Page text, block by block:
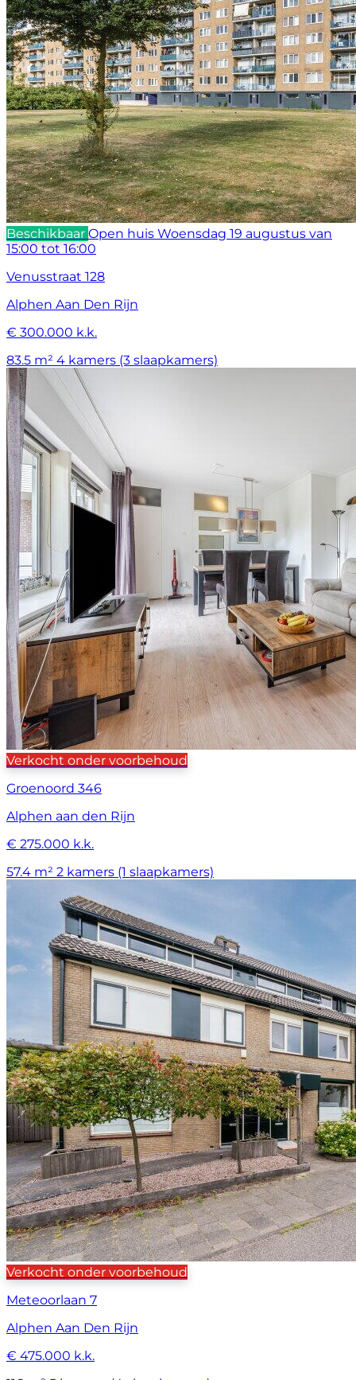
Beschikbaar Open huis Woensdag 19 augustus van
15:00 tot 16:00
Venusstraat 128
Alphen Aan Den Rijn
€ 300.000 k.k.
83.5 m² 4 kamers (3 slaapkamers)
Verkocht onder voorbehoud
Groenoord 346
Alphen aan den Rijn
€ 275.000 k.k.
57.4 m² 2 kamers (1 slaapkamers)
Verkocht onder voorbehoud
Meteoorlaan 7
Alphen Aan Den Rijn
€ 475.000 k.k.